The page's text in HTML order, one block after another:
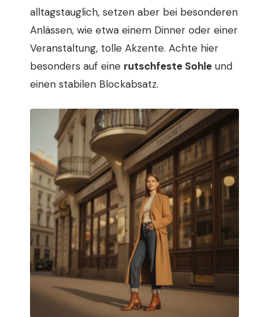
alltagstauglich, setzen aber bei besonderen
Anlässen, wie etwa einem Dinner oder einer
Veranstaltung, tolle Akzente. Achte hier
besonders auf eine rutschfeste Sohle und
einen stabilen Blockabsatz.